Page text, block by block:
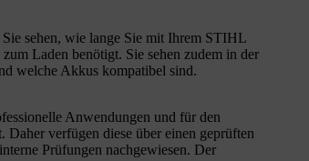
Sie sehen, wie lange Sie mit Ihrem STIHL
Laden benötigt. Sie sehen zudem in der
welche Akkus kompatibel sind.
Anwendungen und für den
verfügen diese über einen geprüften
Prüfungen nachgewiesen. Der